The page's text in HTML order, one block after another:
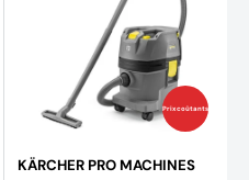
Prix coûtants
KÄRCHER PRO MACHINES